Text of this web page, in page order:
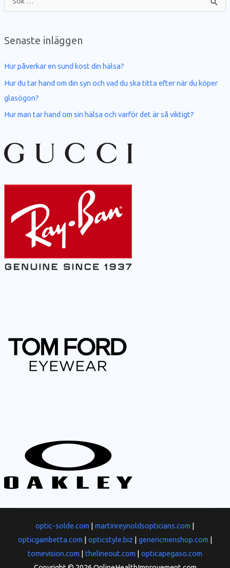
f
Senaste inläggen
Hur påverkar en sund kost din hälsa?
Hur du tar hand om din syn och vad du ska titta efter när du köper
glasögon?
Hur man tar hand om sin hälsa och varför det är så viktigt?
optic-solde.com | martinreynoldsopticians.com |
opticgambetta.com| opticstyle.biz | genericmenshop.com|
tomevision.com | thelineout.com | opticapegaso.com